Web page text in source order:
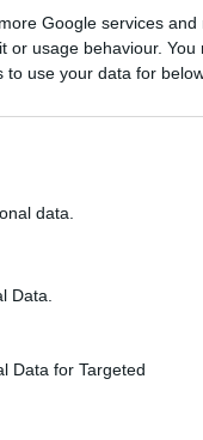
Google services
or usage behaviour.
use your data for
data.
Data.
Data for Targeted
το ερώτημα να
αρχηγό ή με
ή
πρέπει